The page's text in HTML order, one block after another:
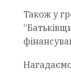
Також у